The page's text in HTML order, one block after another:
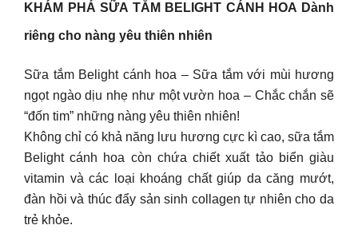
KHÁM PHÁ SỮA TẮM BELIGHT CÁNH HOA Dành
riêng cho nàng yêu thiên nhiên
Sữa tắm Belight cánh hoa – Sữa tắm với mùi hương
ngọt ngào dịu nhẹ như một vườn hoa – Chắc chắn sẽ
“đốn tim” những nàng yêu thiên nhiên!
Không chỉ có khả năng lưu hương cực kì cao, sữa tắm
Belight cánh hoa còn chứa chiết xuất tảo biển giàu
vitamin và các loại khoáng chất giúp da căng mướt,
đàn hồi và thúc đẩy sản sinh collagen tự nhiên cho da
trẻ khỏe.